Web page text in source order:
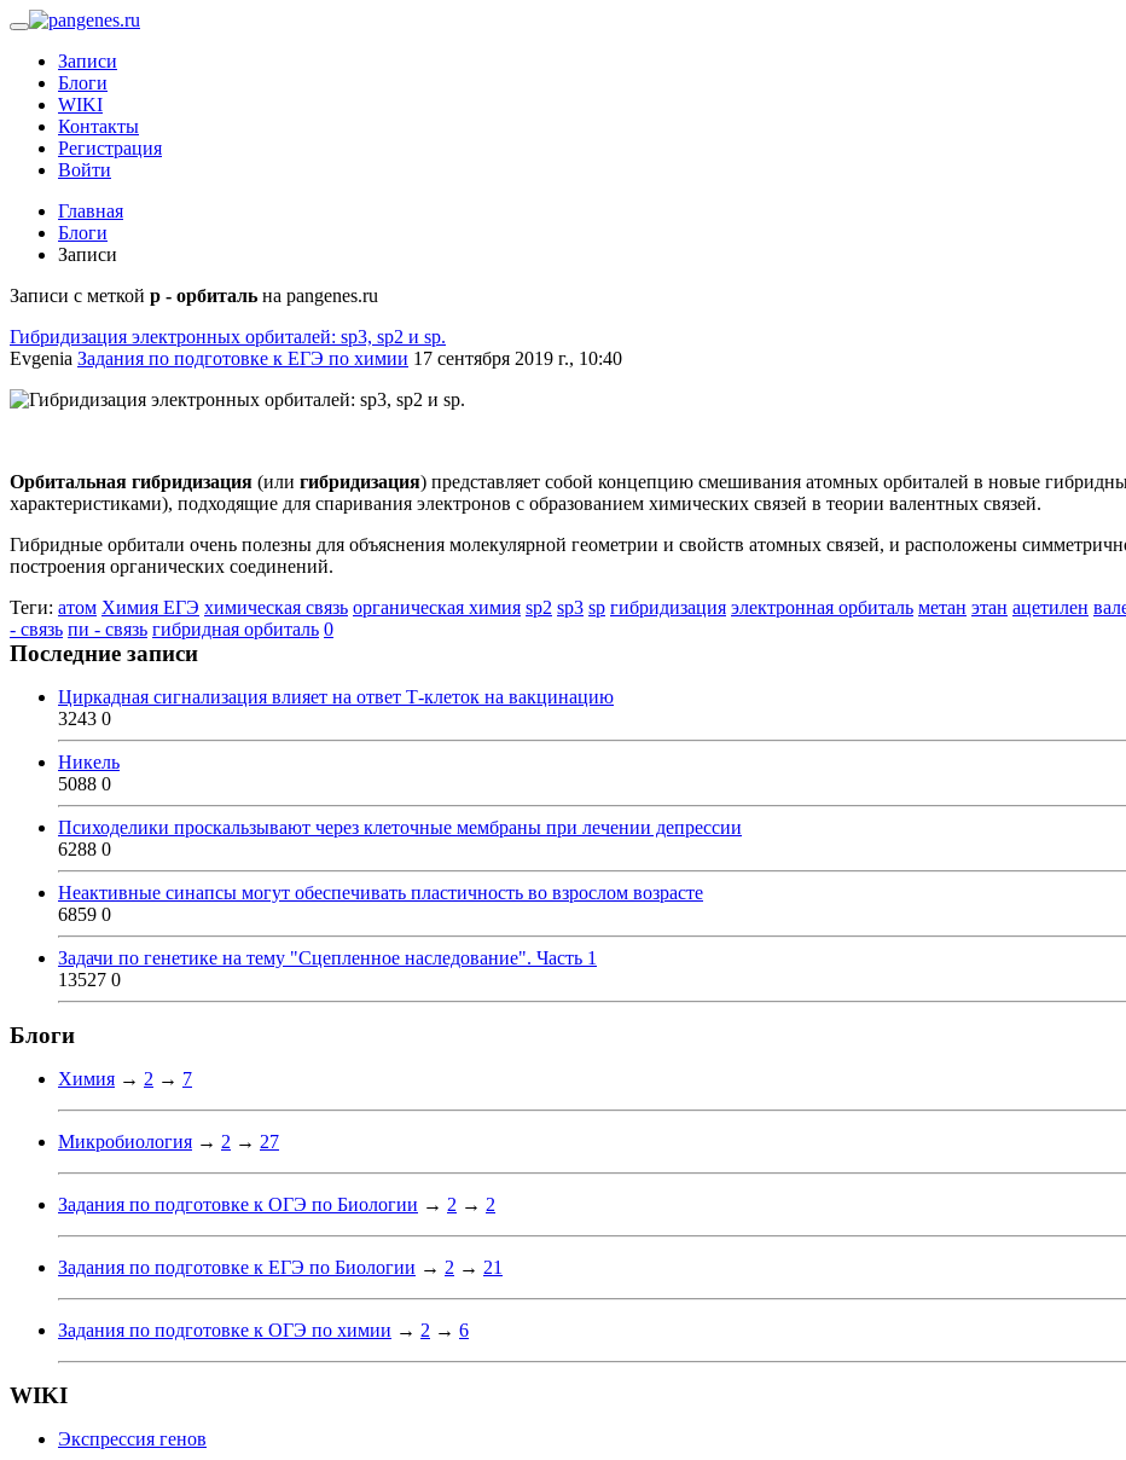
Записи
Блоги
WIKI
Контакты
Регистрация
Войти
Главная
Блоги
Записи
Записи с меткой p - орбиталь на pangenes.ru
Гибридизация электронных орбиталей: sp3, sp2 и sp.
Evgenia Задания по подготовке к ЕГЭ по химии 17 сентября 2019 г., 10:40
Орбитальная гибридизация (или гибридизация) представляет собой концепцию смешивания атомных орбиталей в новые
характеристиками), подходящие для спаривания электронов с образованием химических связей в теории валентных связей.
Гибридные орбитали очень полезны для объяснения молекулярной геометрии и свойств атомных связей, и расположены
построения органических соединений.
Теги: атом Химия ЕГЭ химическая связь органическая химия sp2 sp3 sp гибридизация электронная орбиталь метан этан ацетилен
- связь пи - связь гибридная орбиталь 0
Последние записи
Циркадная сигнализация влияет на ответ Т-клеток на вакцинацию
3243 0
Никель
5088 0
Психоделики проскальзывают через клеточные мембраны при лечении депрессии
6288 0
Неактивные синапсы могут обеспечивать пластичность во взрослом возрасте
6859 0
Задачи по генетике на тему "Сцепленное наследование". Часть 1
13527 0
Блоги
Химия → 2 → 7
Микробиология → 2 → 27
Задания по подготовке к ОГЭ по Биологии → 2 → 2
Задания по подготовке к ЕГЭ по Биологии → 2 → 21
Задания по подготовке к ОГЭ по химии → 2 → 6
WIKI
Экспрессия генов